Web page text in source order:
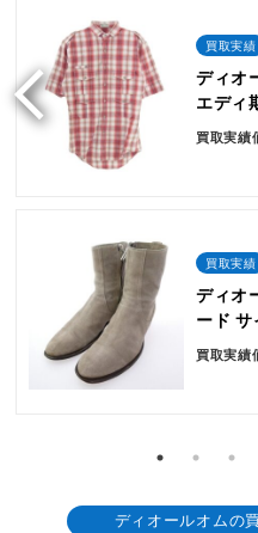
買取実績
ディオ
エディ
買取実績
買取実績
ディオ
ード サ
買取実績
ディオールオムの